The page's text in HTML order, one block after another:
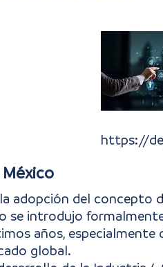
https://
adopción del
se introdujo
años,
global.